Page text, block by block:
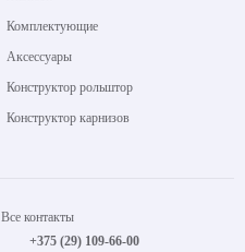
Комплектующие
Аксессуары
Конструктор рольштор
Конструктор карнизов
Все контакты
+375 (29) 109-66-00